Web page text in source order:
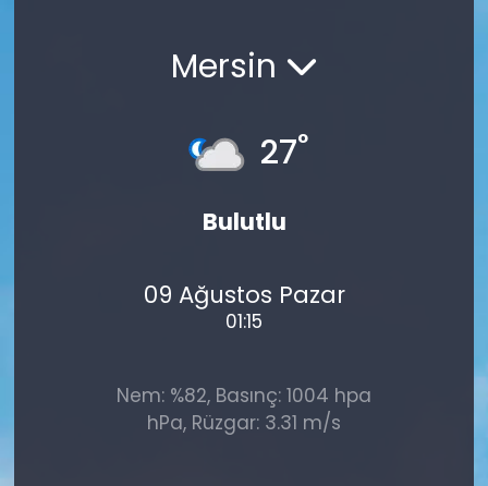
Mersin
27°
Bulutlu
09 Ağustos Pazar
01:15
Nem: %82, Basınç: 1004 hpa
hPa, Rüzgar: 3.31 m/s